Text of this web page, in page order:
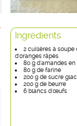
Ingrédients
2 cuillères à soupe
d'oranges râpés
80 g d'amandes en
80 g de farine
200 g de sucre
200 g de beurre
6 blancs d'œufs